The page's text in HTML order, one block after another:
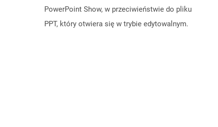
PowerPoint Show, w przeciwieństwie do pliku
PPT, który otwiera się w trybie edytowalnym.